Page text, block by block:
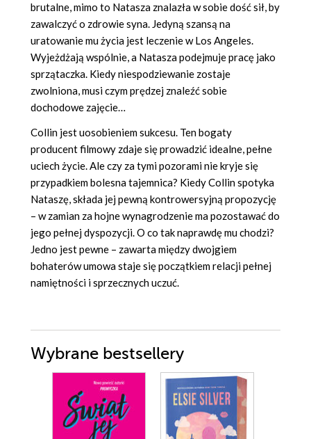
brutalne, mimo to Natasza znalazła w sobie dość sił, by
zawalczyć o zdrowie syna. Jedyną szansą na
uratowanie mu życia jest leczenie w Los Angeles.
Wyjeżdżają wspólnie, a Natasza podejmuje pracę jako
sprzątaczka. Kiedy niespodziewanie zostaje
zwolniona, musi czym prędzej znaleźć sobie
dochodowe zajęcie…
Collin jest uosobieniem sukcesu. Ten bogaty
producent filmowy zdaje się prowadzić idealne, pełne
uciech życie. Ale czy za tymi pozorami nie kryje się
przypadkiem bolesna tajemnica? Kiedy Collin spotyka
Nataszę, składa jej pewną kontrowersyjną propozycję
– w zamian za hojne wynagrodzenie ma pozostawać do
jego pełnej dyspozycji. O co tak naprawdę mu chodzi?
Jedno jest pewne – zawarta między dwojgiem
bohaterów umowa staje się początkiem relacji pełnej
namiętności i sprzecznych uczuć.
Wybrane bestsellery